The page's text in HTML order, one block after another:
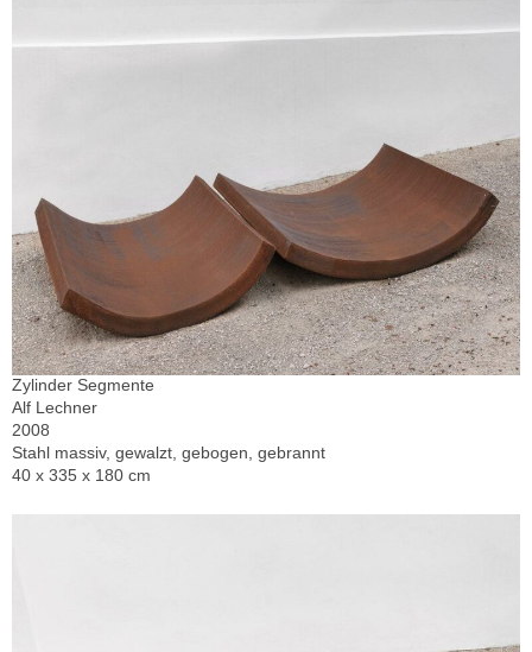
Zylinder Segmente
Alf Lechner
2008
Stahl massiv, gewalzt, gebogen, gebrannt
40 x 335 x 180 cm